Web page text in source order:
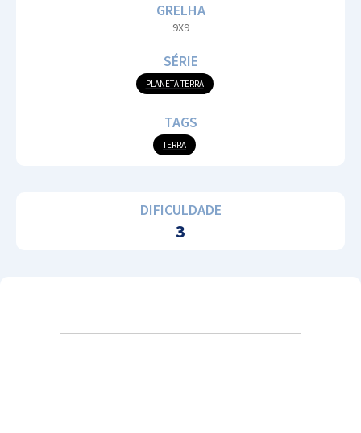
GRELHA
9X9
SÉRIE
PLANETA TERRA
TAGS
TERRA
DIFICULDADE
3